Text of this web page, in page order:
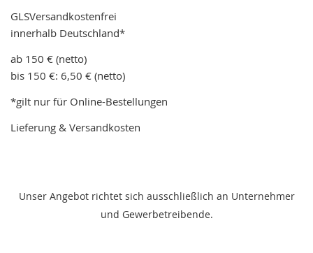
GLSVersandkostenfrei
innerhalb Deutschland*
ab 150 € (netto)
bis 150 €: 6,50 € (netto)
*gilt nur für Online-Bestellungen
Lieferung & Versandkosten
Unser Angebot richtet sich ausschließlich an Unternehmer
und Gewerbetreibende.